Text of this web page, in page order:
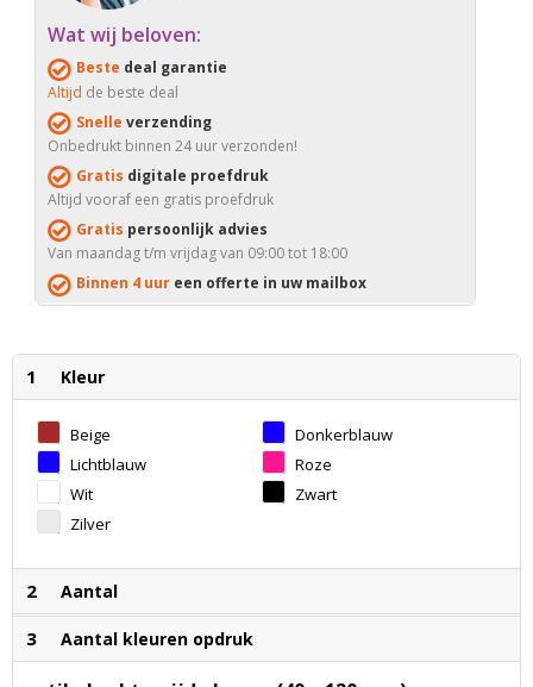
Wat wij beloven:
Beste deal garantie
Altijd de beste deal
Snelle verzending
Onbedrukt binnen 24 uur verzonden!
Gratis digitale proefdruk
Altijd vooraf een gratis proefdruk
Gratis persoonlijk advies
Van maandag t/m vrijdag van 09:00 tot 18:00
Binnen 4 uur een offerte in uw mailbox
1 Kleur
Beige
Donkerblauw
Lichtblauw
Roze
Wit
Zwart
Zilver
2 Aantal
3 Aantal kleuren opdruk